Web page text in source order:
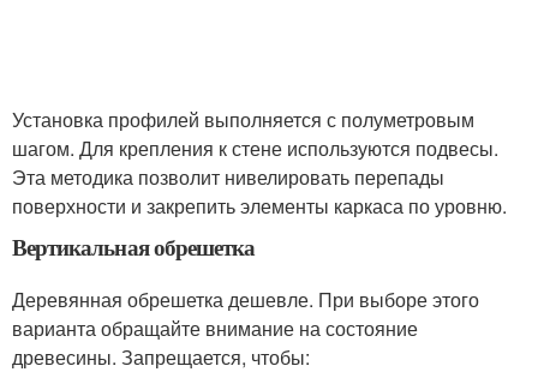
Установка профилей выполняется с полуметровым
шагом. Для крепления к стене используются подвесы.
Эта методика позволит нивелировать перепады
поверхности и закрепить элементы каркаса по уровню.
Вертикальная обрешетка
Деревянная обрешетка дешевле. При выборе этого
варианта обращайте внимание на состояние
древесины. Запрещается, чтобы: